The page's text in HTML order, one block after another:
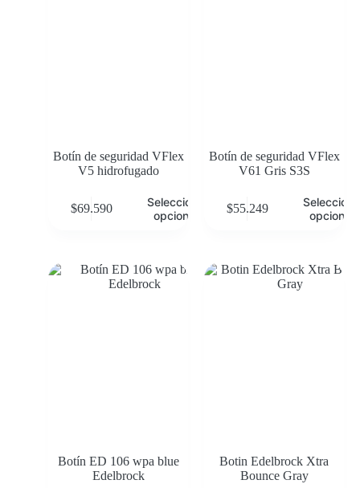
Botín de seguridad VFlex
V5 hidrofugado
$69.590
Seleccionar
opciones
Botín de seguridad VFlex
V61 Gris S3S
$55.249
opciones
Botín ED 106 wpa blue
Edelbrock
Botin Edelbrock Xtra
Bounce Gray